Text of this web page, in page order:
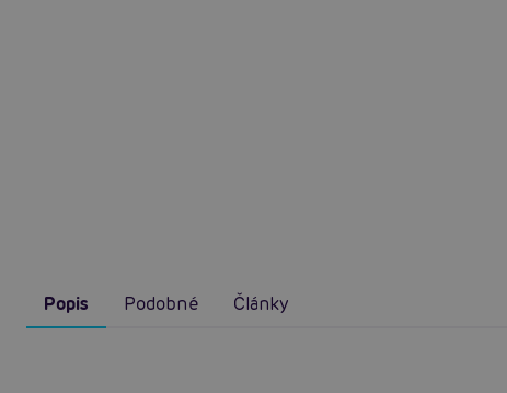
Popis Podobné Články